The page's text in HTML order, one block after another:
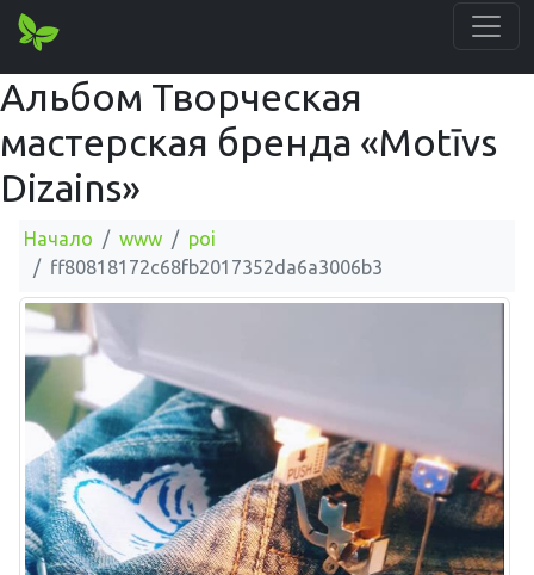
Альбом Творческая
мастерская бренда «Motīvs
Dizains»
Начало www
poi
ff80818172c68fb2017352da6a3006b3